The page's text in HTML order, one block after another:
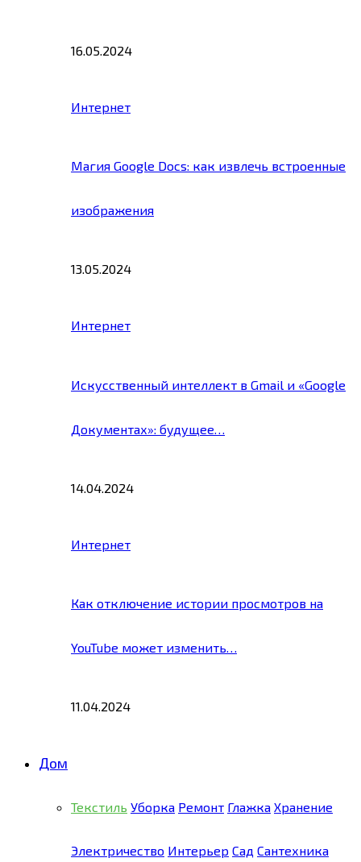
16.05.2024
Интернет
Магия Google Docs: как извлечь встроенные
изображения
13.05.2024
Интернет
Искусственный интеллект в Gmail и «Google
Документах»: будущее…
14.04.2024
Интернет
Как отключение истории просмотров на
YouTube может изменить…
11.04.2024
Дом
Текстиль Уборка Ремонт Глажка Хранение
Электричество Интерьер Сад Сантехника